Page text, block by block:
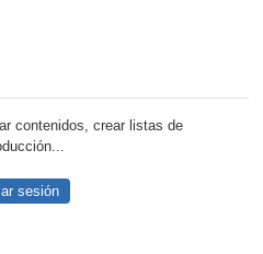
contenidos, crear listas de
sesión